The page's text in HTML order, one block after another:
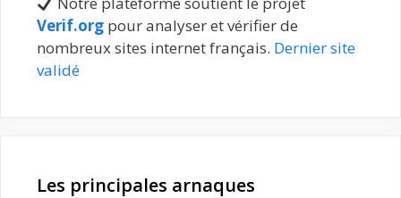
Verif.org pour analyser et vérifier de
nombreux sites internet français. Dernier site
validé
Les principales arnaques